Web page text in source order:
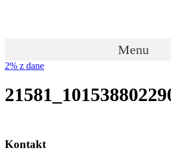
Menu
2% z dane
Kontakt